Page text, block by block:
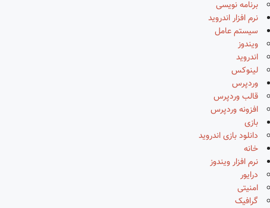
برنامه نویسی
نرم افزار اندروید
سیستم عامل
ویندوز
اندروید
لینوکس
وردپرس
قالب وردپرس
افزونه وردپرس
بازی
دانلود بازی اندروید
خانه
نرم افزار ویندوز
درایور
امنیتی
گرافیک